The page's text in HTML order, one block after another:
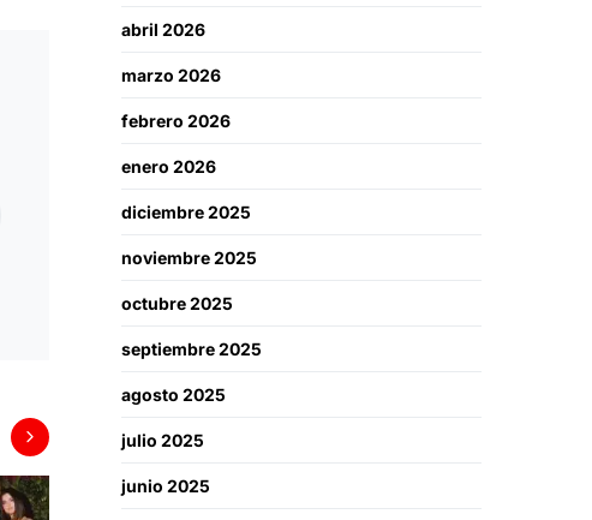
abril 2026
marzo 2026
febrero 2026
enero 2026
diciembre 2025
noviembre 2025
octubre 2025
septiembre 2025
agosto 2025
julio 2025
junio 2025